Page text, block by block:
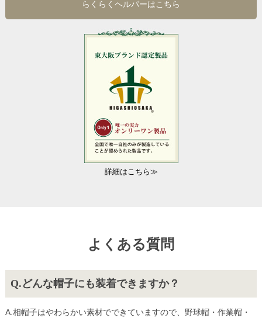
らくらくヘルパーはこちら
詳細はこちら≫
よくある質問
どんな帽子にも装着できますか？
相帽子はやわらかい素材でできていますので、野球帽・作業帽・